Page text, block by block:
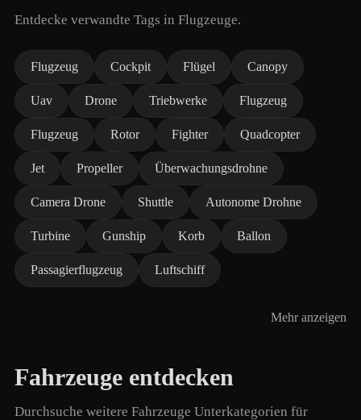
Entdecke verwandte Tags in Flugzeuge.
Flugzeug Cockpit Flügel Canopy
Uav Drone Triebwerke Flugzeug
Flugzeug Rotor Fighter Quadcopter
Jet Propeller Überwachungsdrohne
Camera Drone Shuttle Autonome Drohne
Turbine Gunship Korb Ballon
Passagierflugzeug Luftschiff
Mehr anzeigen
Fahrzeuge entdecken
Durchsuche weitere Fahrzeuge Unterkategorien für